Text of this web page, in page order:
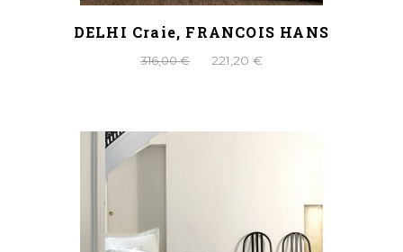
DELHI Craie, FRANCOIS HANS
316,00 € 221,20 €